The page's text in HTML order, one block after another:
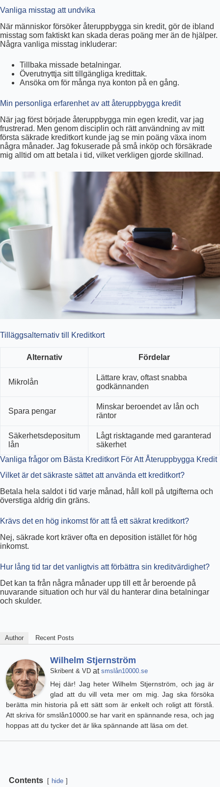
Vanliga misstag att undvika
När människor försöker återuppbygga sin kredit, gör de ibland
misstag som faktiskt kan skada deras poäng mer än de hjälper.
Några vanliga misstag inkluderar:
Tillbaka missade betalningar.
Överutnyttja sitt tillgängliga kredittak.
Ansöka om för många nya konton på en gång.
Min personliga erfarenhet av att återuppbygga kredit
När jag först började återuppbygga min egen kredit, var jag
frustrerad. Men genom disciplin och rätt användning av mitt
första säkrade kreditkort kunde jag se min poäng växa inom
några månader. Jag fokuserade på små inköp och försäkrade
mig alltid om att betala i tid, vilket verkligen gjorde skillnad.
Tilläggsalternativ till Kreditkort
Alternativ Fördelar
Mikrolån
Lättare krav, oftast snabba
godkännanden
Spara pengar
Minskar beroendet av lån och
räntor
Säkerhetsdepositum
lån
Lågt risktagande med garanterad
säkerhet
Vanliga frågor om Bästa Kreditkort För Att Återuppbygga Kredit
Vilket är det säkraste sättet att använda ett kreditkort?
Betala hela saldot i tid varje månad, håll koll på utgifterna och
överstiga aldrig din gräns.
Krävs det en hög inkomst för att få ett säkrat kreditkort?
Nej, säkrade kort kräver ofta en deposition istället för hög
inkomst.
Hur lång tid tar det vanligtvis att förbättra sin kreditvärdighet?
Det kan ta från några månader upp till ett år beroende på
nuvarande situation och hur väl du hanterar dina betalningar
och skulder.
Author Recent Posts
Wilhelm Stjernström
Skribent & VD at smslån10000.se
Hej där! Jag heter Wilhelm Stjernström, och jag är
glad att du vill veta mer om mig. Jag ska försöka
berätta min historia på ett sätt som är enkelt och roligt att förstå.
Att skriva för smslån10000.se har varit en spännande resa, och jag
hoppas att du tycker det är lika spännande att läsa om det.
Contents hide